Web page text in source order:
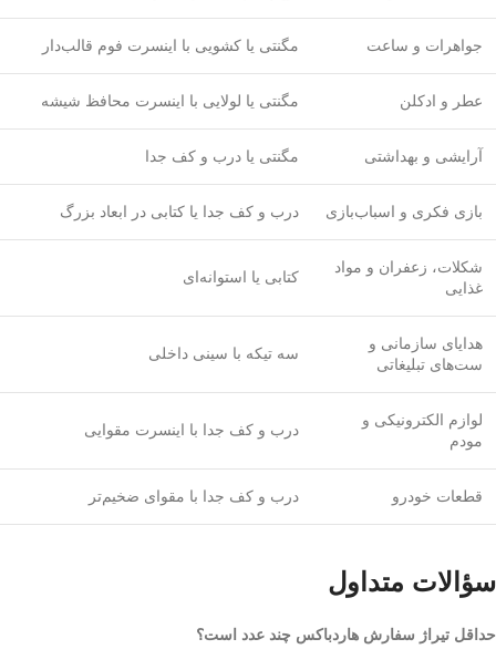
جواهرات و ساعت مگنتی یا کشویی با اینسرت فوم قالب‌دار
عطر و ادکلن مگنتی یا لولایی با اینسرت محافظ شیشه
آرایشی و بهداشتی مگنتی یا درب و کف جدا
بازی فکری و اسباب‌بازی درب و کف جدا یا کتابی در ابعاد بزرگ
شکلات، زعفران و مواد
غذایی
کتابی یا استوانه‌ای
هدایای سازمانی و
ست‌های تبلیغاتی
سه تیکه با سینی داخلی
لوازم الکترونیکی و
مودم
درب و کف جدا با اینسرت مقوایی
قطعات خودرو درب و کف جدا با مقوای ضخیم‌تر
سؤالات متداول
حداقل تیراژ سفارش هاردباکس چند عدد است؟